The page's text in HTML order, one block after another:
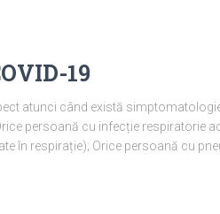
19
atunci când există
persoană cu infecție respiratorie
în respirație); Orice persoană cu